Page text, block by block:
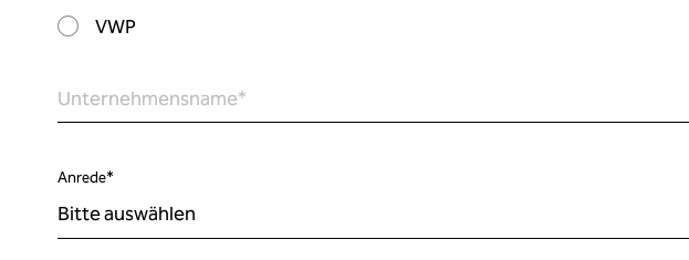
VWP
Unternehmensname*
Anrede*